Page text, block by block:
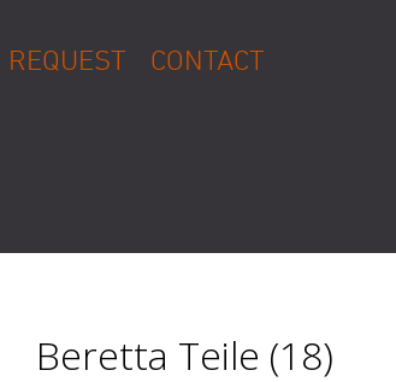
REQUEST CONTACT
Beretta Teile (18)